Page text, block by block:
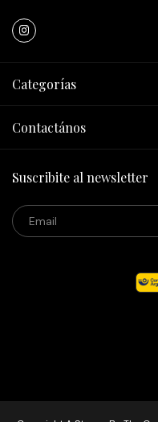
Categorías
Contactános
Suscribite al newsletter